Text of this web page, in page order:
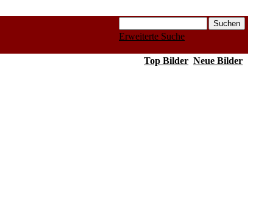
Erweiterte Suche
Top Bilder Neue Bilder